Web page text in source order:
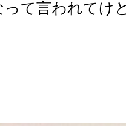
って言われてけ